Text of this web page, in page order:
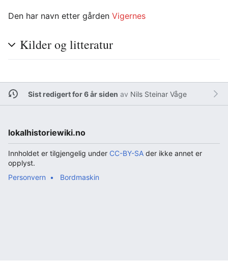
Den har navn etter gården Vigernes
Kilder og litteratur
Sist redigert for 6 år siden av Nils Steinar Våge
lokalhistoriewiki.no
Innholdet er tilgjengelig under CC-BY-SA der ikke annet er
opplyst.
Personvern
Bordmaskin